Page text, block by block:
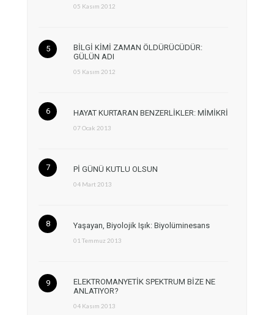
05 Kasım 2012
BİLGİ KİMİ ZAMAN ÖLDÜRÜCÜDÜR:
GÜLÜN ADI
05 Kasım 2012
HAYAT KURTARAN BENZERLİKLER: MİMİKRİ
07 Ocak 2013
Pİ GÜNÜ KUTLU OLSUN
04 Mart 2013
Yaşayan, Biyolojik Işık: Biyolüminesans
01 Temmuz 2013
ELEKTROMANYETİK SPEKTRUM BİZE NE
ANLATIYOR?
04 Kasım 2013